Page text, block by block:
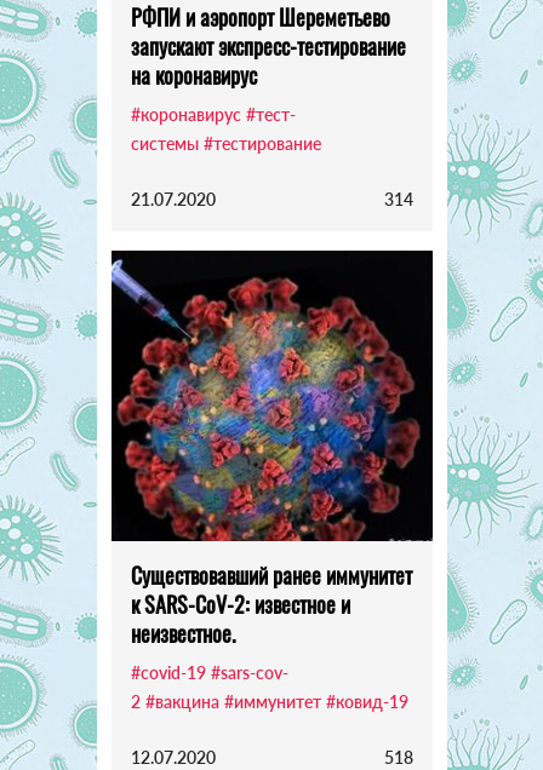
РФПИ и аэропорт Шереметьево
запускают экспресс-тестирование
на коронавирус
#коронавирус #тест-
системы #тестирование
21.07.2020 314
Существовавший ранее иммунитет
к SARS-CoV-2: известное и
неизвестное.
#covid-19 #sars-cov-
2 #вакцина #иммунитет #ковид-19
12.07.2020 518